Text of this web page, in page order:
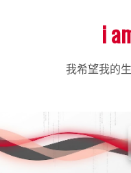
i
我希望我的